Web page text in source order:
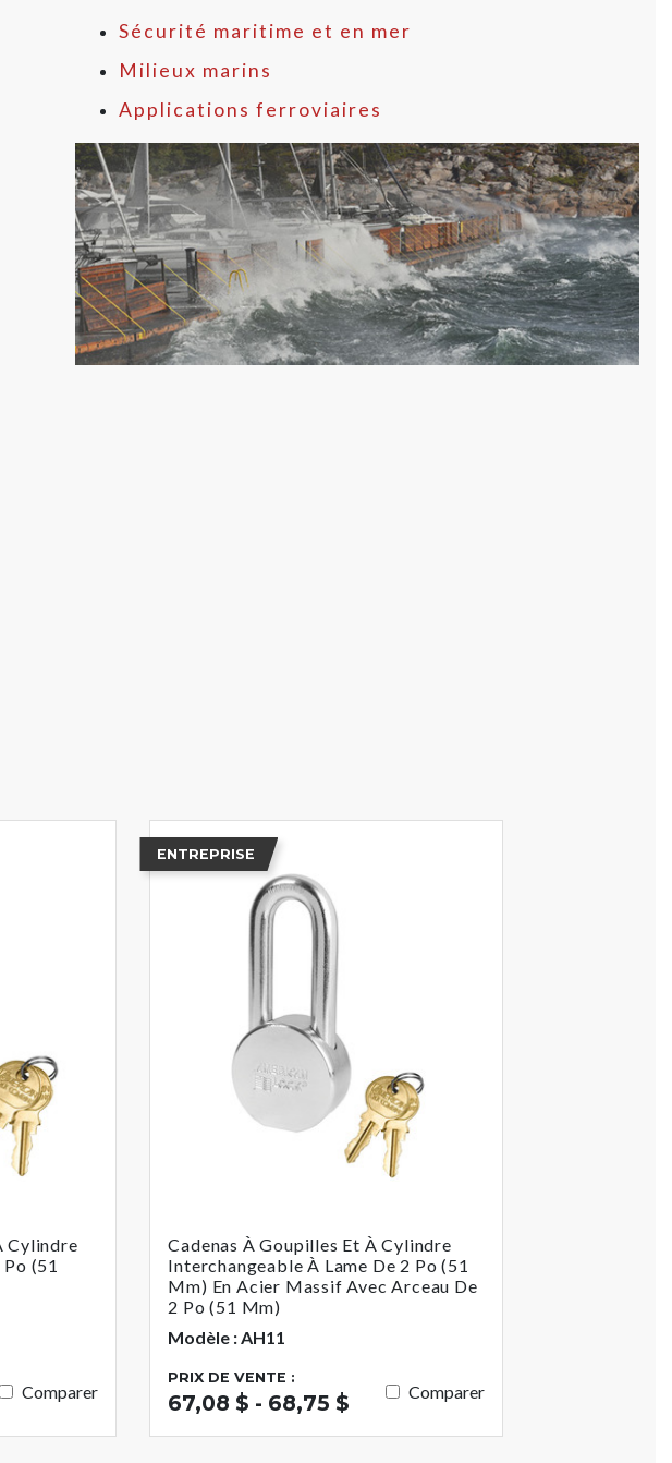
Sécurité maritime et en mer
Milieux marins
Applications ferroviaires
Cylindre
(51
Comparer
ENTREPRISE
Cadenas À Goupilles Et À Cylindre
Interchangeable À Lame De 2 Po (51
Mm) En Acier Massif Avec Arceau De
2 Po (51 Mm)
Modèle : AH11
PRIX DE VENTE :
67,08 $ - 68,75 $ Comparer